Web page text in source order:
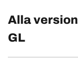
Alla
GL